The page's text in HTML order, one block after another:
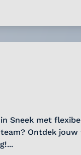
Sneek met
Ontdek